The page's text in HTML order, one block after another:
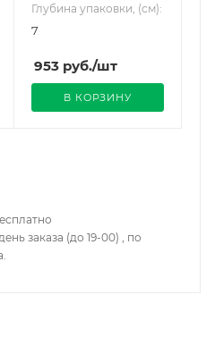
Глубина упаковки, (см):
7
953 руб./шт
В КОРЗИНУ
заказа (до 19-00) , по